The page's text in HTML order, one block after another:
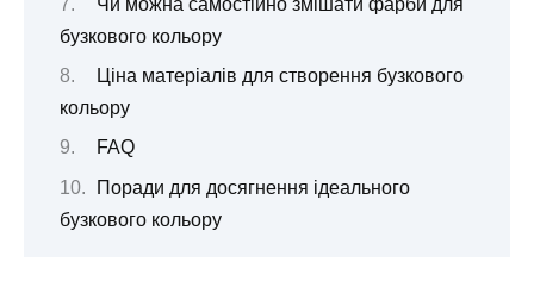
бузкового кольору
Ціна матеріалів для створення бузкового
кольору
FAQ
Поради для досягнення ідеального
бузкового кольору